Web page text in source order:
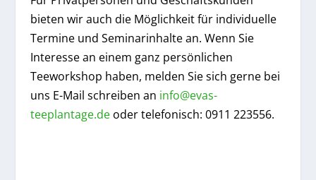
bieten wir auch die Möglichkeit für individuelle
Termine und Seminarinhalte an. Wenn Sie
Interesse an einem ganz persönlichen
Teeworkshop haben, melden Sie sich gerne bei
uns E-Mail schreiben an info@evas-
teeplantage.deoder telefonisch: 0911 223556.